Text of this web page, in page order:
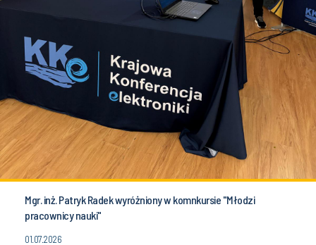
Mgr. inż. Patryk Radek wyróżniony w komnkursie "Młodzi
pracownicy nauki"
01.07.2026